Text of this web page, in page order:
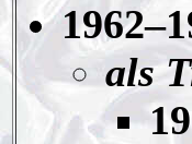
als